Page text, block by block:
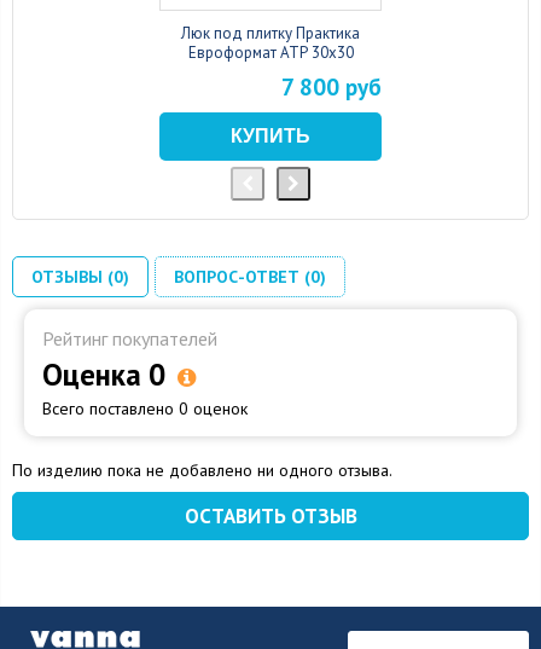
Люк под плитку Практика
Евроформат АТР 30x30
7 800 руб
ОТЗЫВЫ (0) ВОПРОС-ОТВЕТ (0)
Рейтинг покупателей
Оценка 0
Всего поставлено 0 оценок
По изделию пока не добавлено ни одного отзыва.
ОСТАВИТЬ ОТЗЫВ